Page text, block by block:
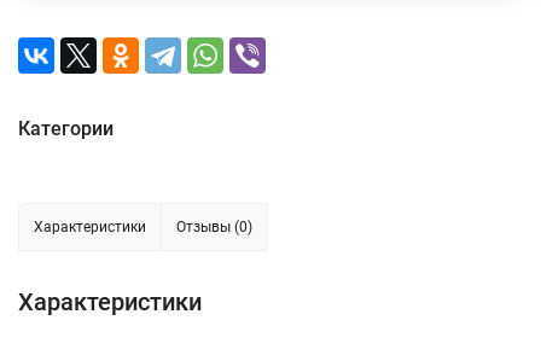
Категории
Характеристики Отзывы (0)
Характеристики